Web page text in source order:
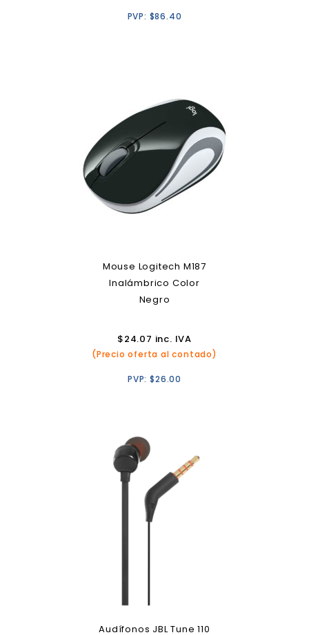
PVP: $86.40
Mouse Logitech M187
Inalámbrico Color
Negro
$24.07 inc. IVA
(Precio oferta al contado)
PVP:$26.00
Audífonos JBL Tune 110